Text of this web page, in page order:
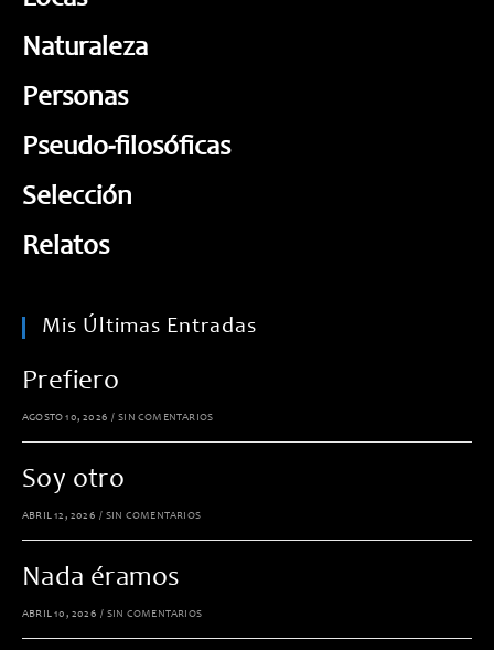
Naturaleza
Personas
Pseudo-filosóficas
Selección
Relatos
Mis Últimas Entradas
Prefiero
AGOSTO 10, 2026 / SIN COMENTARIOS
Soy otro
ABRIL 12, 2026 / SIN COMENTARIOS
Nada éramos
ABRIL 10, 2026 / SIN COMENTARIOS